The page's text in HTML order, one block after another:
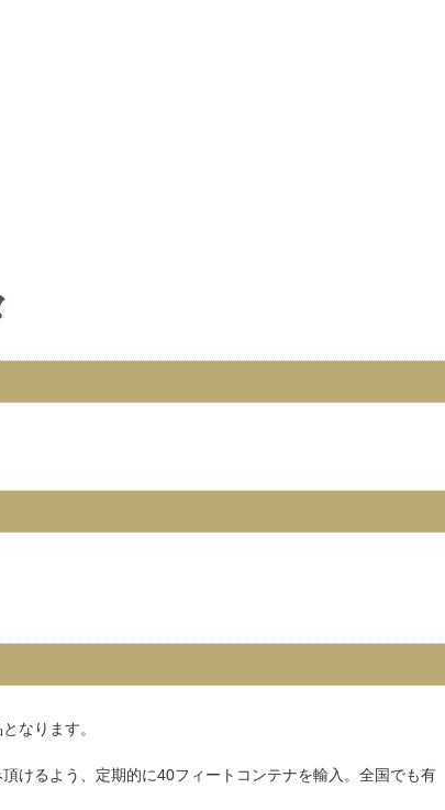
なります。
けるよう、定期的に40フィートコンテナを輸入。全国でも有